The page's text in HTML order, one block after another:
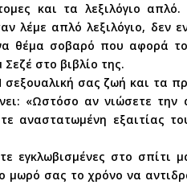
και τα λεξιλόγιο
απλό λεξιλόγιο, δεν
θέμα σοβαρό που αφορά
στο βιβλίο της.
σεξουαλική σας ζωή και τα
«Ωστόσο αν νιώσετε
αναστατωμένη εξαιτίας
εγκλωβισμένες στο σπίτι
μωρό σας το χρόνο να